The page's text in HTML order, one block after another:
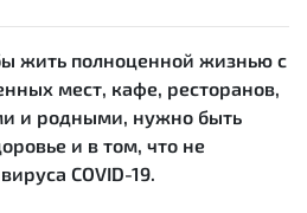
жить полноценной жизнью с
мест, кафе, ресторанов,
и родными, нужно быть
и в том, что не
COVID-19.